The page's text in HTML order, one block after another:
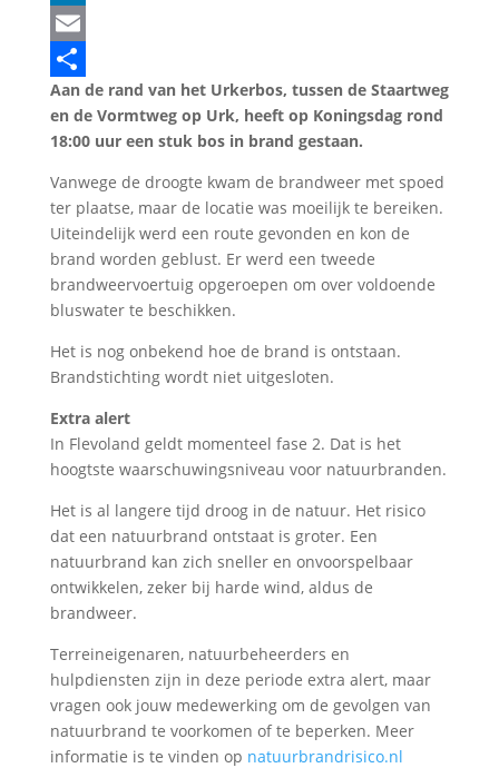
LinkedIn
Email
Delen
Aan de rand van het Urkerbos, tussen de Staartweg
en de Vormtweg op Urk, heeft op Koningsdag rond
18:00 uur een stuk bos in brand gestaan.
Vanwege de droogte kwam de brandweer met spoed
ter plaatse, maar de locatie was moeilijk te bereiken.
Uiteindelijk werd een route gevonden en kon de
brand worden geblust. Er werd een tweede
brandweervoertuig opgeroepen om over voldoende
bluswater te beschikken.
Het is nog onbekend hoe de brand is ontstaan.
Brandstichting wordt niet uitgesloten.
Extra alert
In Flevoland geldt momenteel fase 2. Dat is het
hoogtste waarschuwingsniveau voor natuurbranden.
Het is al langere tijd droog in de natuur. Het risico
dat een natuurbrand ontstaat is groter. Een
natuurbrand kan zich sneller en onvoorspelbaar
ontwikkelen, zeker bij harde wind, aldus de
brandweer.
Terreineigenaren, natuurbeheerders en
hulpdiensten zijn in deze periode extra alert, maar
vragen ook jouw medewerking om de gevolgen van
natuurbrand te voorkomen of te beperken. Meer
informatie is te vinden op natuurbrandrisico.nl